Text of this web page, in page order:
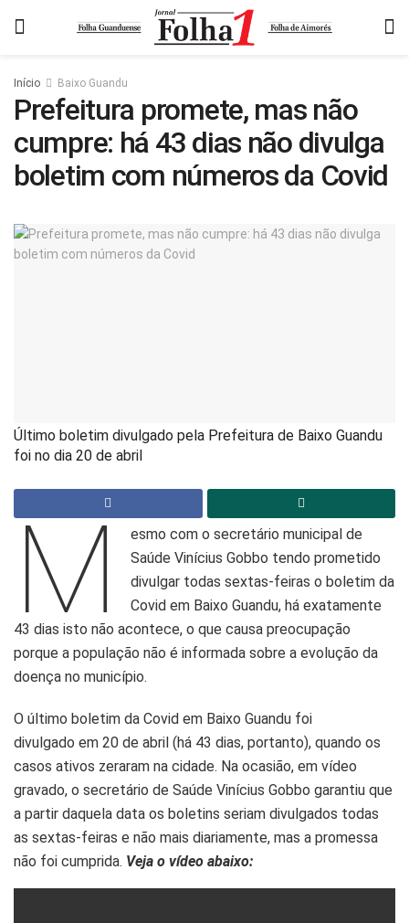
Início Baixo Guandu
Prefeitura promete, mas não
cumpre: há 43 dias não divulga
boletim com números da Covid
Último boletim divulgado pela Prefeitura de Baixo Guandu
foi no dia 20 de abril
M
esmo com o secretário municipal de
Saúde Vinícius Gobbo tendo prometido
divulgar todas sextas-feiras o boletim da
Covid em Baixo Guandu, há exatamente
43 dias isto não acontece, o que causa preocupação
porque a população não é informada sobre a evolução da
doença no município.
O último boletim da Covid em Baixo Guandu foi
divulgado em 20 de abril (há 43 dias, portanto), quando os
casos ativos zeraram na cidade. Na ocasião, em vídeo
gravado, o secretário de Saúde Vinícius Gobbo garantiu que
a partir daquela data os boletins seriam divulgados todas
as sextas-feiras e não mais diariamente, mas a promessa
não foi cumprida. Veja o vídeo abaixo: